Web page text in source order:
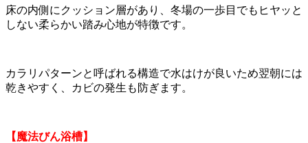
床の内側にクッション層があり、冬場の一歩目でもヒヤッと
しない柔らかい踏み心地が特徴です。
カラリパターンと呼ばれる構造で水はけが良いため翌朝には
乾きやすく、カビの発生も防ぎます。
【魔法びん浴槽】